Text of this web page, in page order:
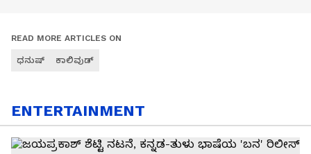
READ MORE ARTICLES ON
ಧನುಷ್ ಕಾಲಿವುಡ್
ENTERTAINMENT